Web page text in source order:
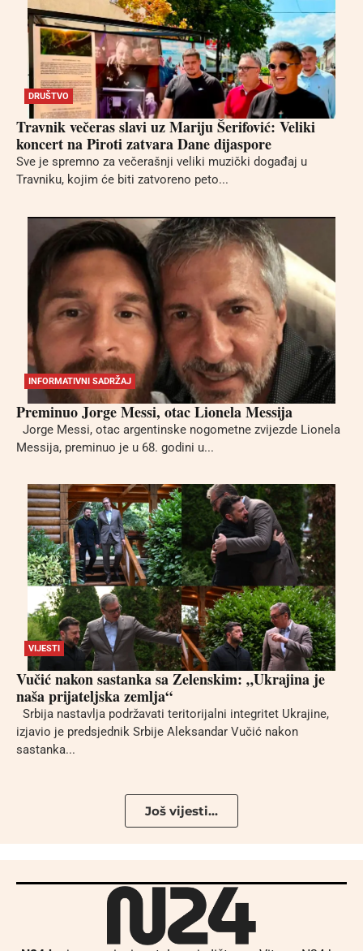
DRUŠTVO
Travnik večeras slavi uz Mariju Šerifović: Veliki
koncert na Piroti zatvara Dane dijaspore
Sve je spremno za večerašnji veliki muzički događaj u
Travniku, kojim će biti zatvoreno peto...
INFORMATIVNI SADRŽAJ
Preminuo Jorge Messi, otac Lionela Messija
Jorge Messi, otac argentinske nogometne zvijezde Lionela
Messija, preminuo je u 68. godini u...
VIJESTI
Vučić nakon sastanka sa Zelenskim: „Ukrajina je
naša prijateljska zemlja“
Srbija nastavlja podržavati teritorijalni integritet Ukrajine,
izjavio je predsjednik Srbije Aleksandar Vučić nakon
sastanka...
Još vijesti...